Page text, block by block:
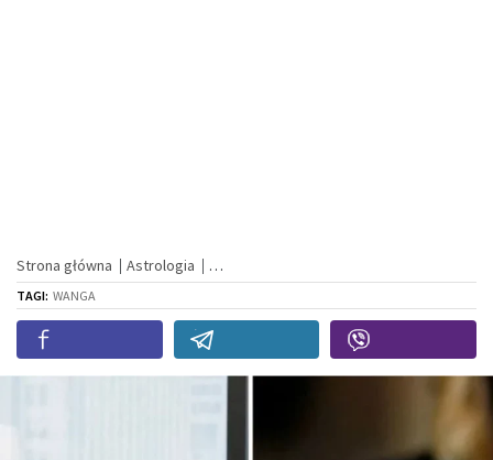
Strona główna Astrologia
TAGI: WANGA